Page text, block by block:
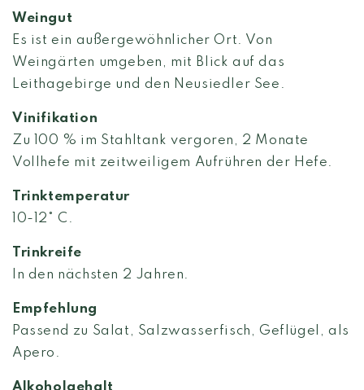
Weingut
Es ist ein außergewöhnlicher Ort. Von
Weingärten umgeben, mit Blick auf das
Leithagebirge und den Neusiedler See.
Vinifikation
Zu 100 % im Stahltank vergoren, 2 Monate
Vollhefe mit zeitweiligem Aufrühren der Hefe.
Trinktemperatur
10-12° C.
Trinkreife
In den nächsten 2 Jahren.
Empfehlung
Passend zu Salat, Salzwasserfisch, Geflügel , als
Apero .
Alkoholgehalt